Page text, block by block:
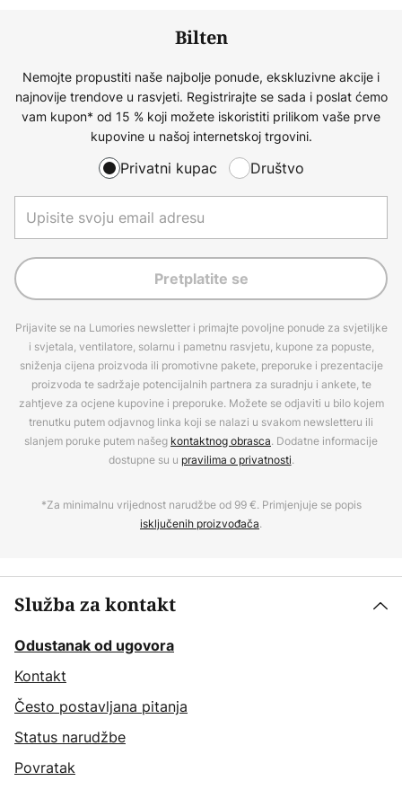
Bilten
Nemojte propustiti naše najbolje ponude, ekskluzivne akcije i
najnovije trendove u rasvjeti. Registrirajte se sada i poslat ćemo
vam kupon* od 15 % koji možete iskoristiti prilikom vaše prve
kupovine u našoj internetskoj trgovini.
Privatni kupac Društvo
Pretplatite se
Prijavite se na Lumories newsletter i primajte povoljne ponude za svjetiljke
i svjetala, ventilatore, solarnu i pametnu rasvjetu, kupone za popuste,
sniženja cijena proizvoda ili promotivne pakete, preporuke i prezentacije
proizvoda te sadržaje potencijalnih partnera za suradnju i ankete, te
zahtjeve za ocjene kupovine i preporuke. Možete se odjaviti u bilo kojem
trenutku putem odjavnog linka koji se nalazi u svakom newsletteru ili
slanjem poruke putem našeg kontaktnog obrasca. Dodatne informacije
dostupne su u pravilima o privatnosti.
*Za minimalnu vrijednost narudžbe od 99 €. Primjenjuje se popis
isključenih proizvođača.
Služba za kontakt
Odustanak od ugovora
Kontakt
Često postavljana pitanja
Status narudžbe
Povratak